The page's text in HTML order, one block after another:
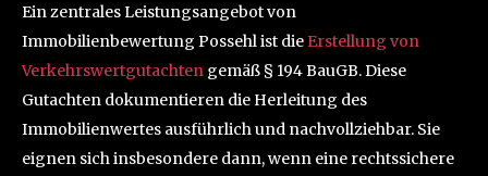
Ein zentrales Leistungsangebot von
Immobilienbewertung Possehl ist die Erstellung von
Verkehrswertgutachten gemäß § 194 BauGB. Diese
Gutachten dokumentieren die Herleitung des
Immobilienwertes ausführlich und nachvollziehbar. Sie
eignen sich insbesondere dann, wenn eine rechtssichere